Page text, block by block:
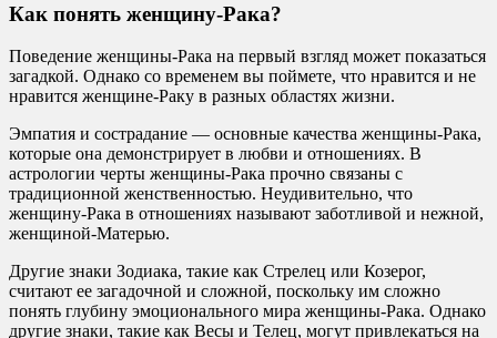
Как понять женщину-Рака?
Поведение женщины-Рака на первый взгляд может показаться
загадкой. Однако со временем вы поймете, что нравится и не
нравится женщине-Раку в разных областях жизни.
Эмпатия и сострадание — основные качества женщины-Рака,
которые она демонстрирует в любви и отношениях. В
астрологии черты женщины-Рака прочно связаны с
традиционной женственностью. Неудивительно, что
женщину-Рака в отношениях называют заботливой и нежной,
женщиной-Матерью.
Другие знаки Зодиака, такие как Стрелец или Козерог,
считают ее загадочной и сложной, поскольку им сложно
понять глубину эмоционального мира женщины-Рака. Однако
другие знаки, такие как Весы и Телец, могут привлекаться на